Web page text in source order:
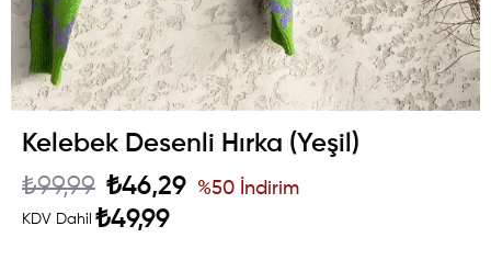
Kelebek Desenli Hırka (Yeşil)
₺99,99 ₺46,29
KDV Dahil ₺49,99
%50 İndirim